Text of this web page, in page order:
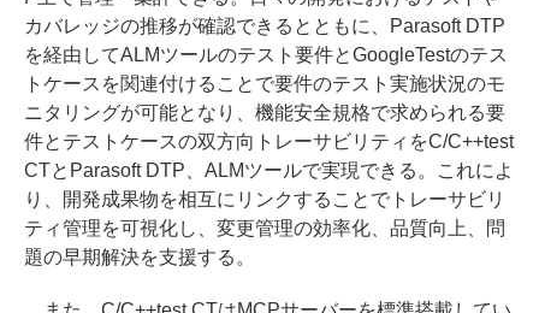
カバレッジの推移が確認できるとともに、Parasoft DTP
を経由してALMツールのテスト要件とGoogleTestのテス
トケースを関連付けることで要件のテスト実施状況のモ
ニタリングが可能となり、機能安全規格で求められる要
件とテストケースの双方向トレーサビリティをC/C++test
CTとParasoft DTP、ALMツールで実現できる。これによ
り、開発成果物を相互にリンクすることでトレーサビリ
ティ管理を可視化し、変更管理の効率化、品質向上、問
題の早期解決を支援する。